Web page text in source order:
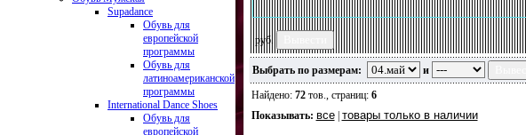
Supadance
Обувь для
европейской
программы
Обувь для
латиноамериканской
программы
International Dance Shoes
Обувь для
европейской
руб.
Выбрать по размерам:
и
Найдено: 72тов., страниц: 6
Показывать: все| товары только в наличии